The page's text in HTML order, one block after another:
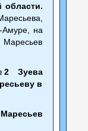
области.
Амуре, на
Зуева
в